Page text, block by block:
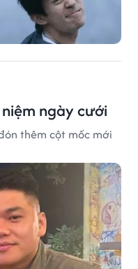
ngày cưới
thêm cột mốc mới